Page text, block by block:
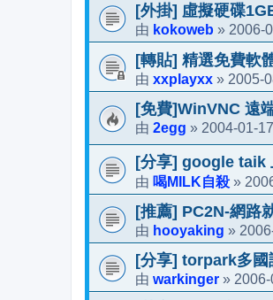
[外掛] 虛擬硬碟
由 kokoweb » 2006-
[轉貼] 精選免費軟
由 xxplayxx » 2005-
[免費]WinVNC 遠
由 2egg » 2004-01-
[分享] google taik
由 喝MILK自殺 »
[推薦] PC2N-網路
由 hooyaking »
[分享] torpark多國
由 warkinger »